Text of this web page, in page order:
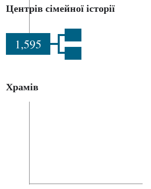
Центрів сімейної історії
1,595
Храмів